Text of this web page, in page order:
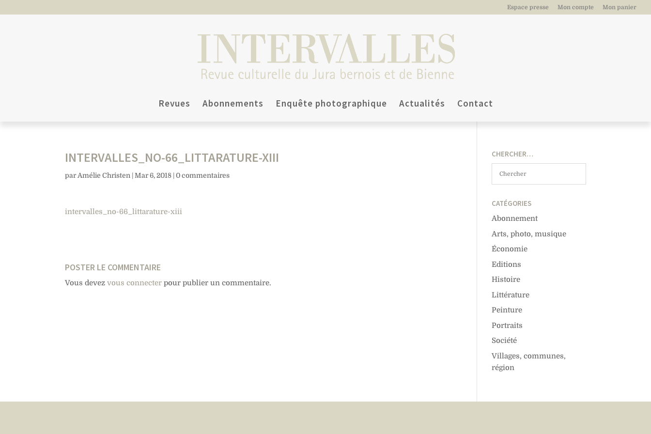
Espace presse Mon compte Mon panier
Revues Abonnements Enquête photographique Actualités Contact
INTERVALLES_NO-66_LITTARATURE-XIII
parAmélie Christen |Mar 6, 2018 |0 commentaires
intervalles_no-66_littarature-xiii
POSTER LE COMMENTAIRE
Vous devezvous connecter pour publier un commentaire.
CHERCHER…
CATÉGORIES
Abonnement
Arts, photo, musique
Économie
Editions
Histoire
Littérature
Peinture
Portraits
Société
Villages, communes,
région